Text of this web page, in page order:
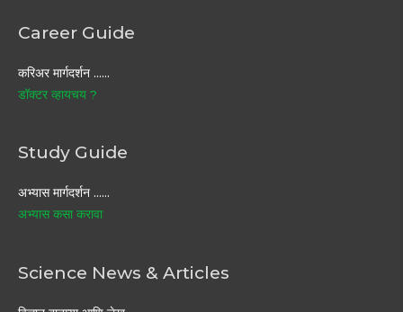
Career Guide
करिअर मार्गदर्शन ……
डॉक्टर व्हायचय ?
Study Guide
अभ्यास मार्गदर्शन ……
अभ्यास कसा करावा
Science News & Articles